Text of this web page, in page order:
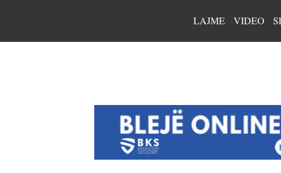
LAJME VIDEO